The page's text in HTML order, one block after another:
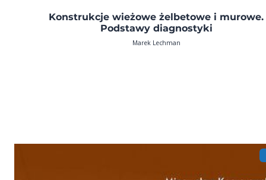
Konstrukcje wieżowe żelbetowe i murowe.
Podstawy diagnostyki
Marek Lechman